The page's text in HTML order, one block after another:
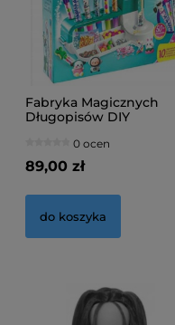
Fabryka Magicznych
Długopisów DIY
0 ocen
89,00 zł
do koszyka